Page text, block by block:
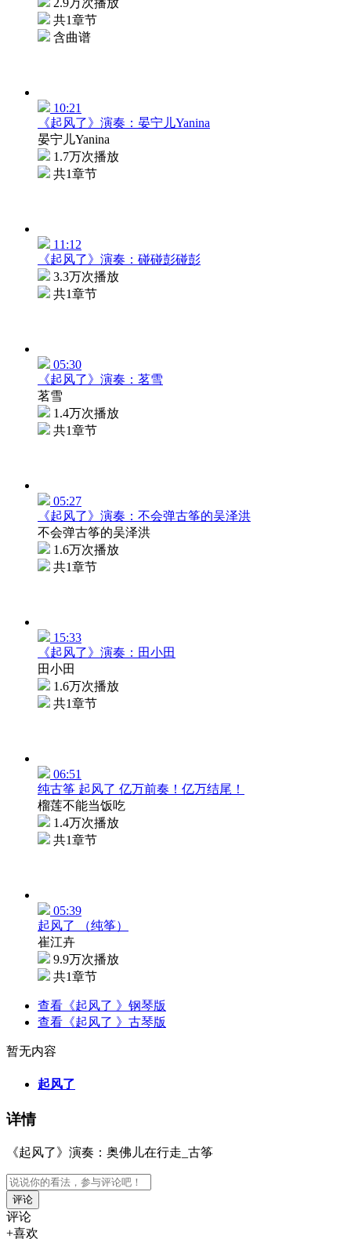
共1章节
含曲谱
10:21
《起风了》演奏：晏宁儿Yanina
晏宁儿Yanina
1.7万次播放
共1章节
11:12
《起风了》演奏：碰碰彭碰彭
3.3万次播放
共1章节
05:30
《起风了》演奏：茗雪
茗雪
1.4万次播放
共1章节
05:27
《起风了》演奏：不会弹古筝的吴泽洪
不会弹古筝的吴泽洪
1.6万次播放
共1章节
15:33
《起风了》演奏：田小田
田小田
1.6万次播放
共1章节
06:51
纯古筝 起风了 亿万前奏！亿万结尾！
榴莲不能当饭吃
1.4万次播放
共1章节
05:39
起风了 （纯筝）
崔江卉
9.9万次播放
共1章节
查看《起风了 》钢琴版
查看《起风了 》古琴版
暂无内容
起风了
详情
《起风了》演奏：奥佛儿在行走_古筝
评论
评论
+喜欢